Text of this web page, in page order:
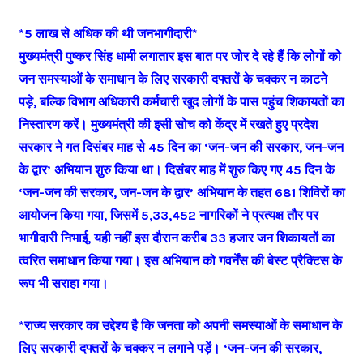
*5 लाख से अधिक की थी जनभागीदारी*
मुख्यमंत्री पुष्कर सिंह धामी लगातार इस बात पर जोर दे रहे हैं कि लोगों को
जन समस्याओं के समाधान के लिए सरकारी दफ्तरों के चक्कर न काटने
पड़े, बल्कि विभाग अधिकारी कर्मचारी खुद लोगों के पास पहुंच शिकायतों का
निस्तारण करें। मुख्यमंत्री की इसी सोच को केंद्र में रखते हुए प्रदेश
सरकार ने गत दिसंबर माह से 45 दिन का ‘जन-जन की सरकार, जन-जन
के द्वार’ अभियान शुरु किया था। दिसंबर माह में शुरु किए गए 45 दिन के
‘जन-जन की सरकार, जन-जन के द्वार’ अभियान के तहत 681 शिविरों का
आयोजन किया गया, जिसमें 5,33,452 नागरिकों ने प्रत्यक्ष तौर पर
भागीदारी निभाई, यही नहीं इस दौरान करीब 33 हजार जन शिकायतों का
त्वरित समाधान किया गया। इस अभियान को गवर्नेंस की बेस्ट प्रैक्टिस के
रूप भी सराहा गया।
*राज्य सरकार का उद्देश्य है कि जनता को अपनी समस्याओं के समाधान के
लिए सरकारी दफ्तरों के चक्कर न लगाने पड़ें। ‘जन-जन की सरकार,